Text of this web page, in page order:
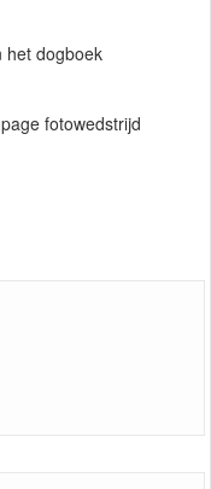
het dogboek
fotowedstrijd